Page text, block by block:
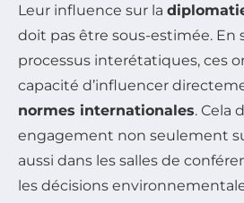
Leur influence sur la
doit pas être sous-estimée. En
processus interétatiques, ces
capacité d’influencer
normes internationales. Cela
engagement non seulement
aussi dans les salles de
les décisions